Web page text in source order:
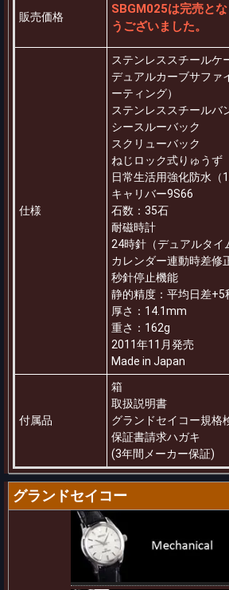
販売価格
SBGM025は完売と
うございました。
仕様
ステンレススチールケ
デュアルカーブサファ
ーティング）
ステンレススチールバ
シースルーバック
スクリューバック
ねじロック式りゅうず
日常生活用強化防水（
キャリバー9S66
石数：35石
耐磁時計
24時針（デュアルタイ
カレンダー連動時差修
秒針停止機能
静的精度：平均日差+5
厚さ：14.1mm
重さ：162g
2011年11月発売
Made in Japan
付属品
箱
取扱説明書
グランドセイコー規格
保証書請求ハガキ
(3年間メーカー保証)
グランドセイコー